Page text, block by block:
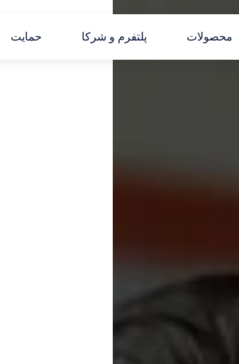
محصولات پلتفرم و شرکا حمایت